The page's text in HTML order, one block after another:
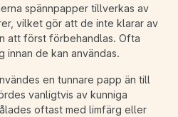
spännpapper tillverkas av
vilket gör att de inte klarar av
att först förbehandlas. Ofta
de kan användas.
en tunnare papp än till
vanligtvis av kunniga
oftast med limfärg eller